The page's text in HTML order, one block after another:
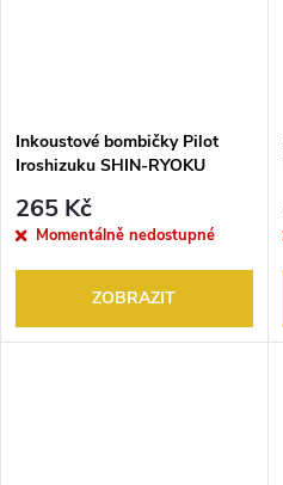
Inkoustové bombičky Pilot
Iroshizuku SHIN-RYOKU
265 Kč
Momentálně nedostupné
ZOBRAZIT